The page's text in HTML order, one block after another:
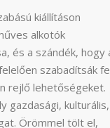
kiállításon
alkotók
és a szándék, hogy
szabadítsák
rejlő lehetőségeket.
gazdasági, kulturális,
Örömmel tölt el,